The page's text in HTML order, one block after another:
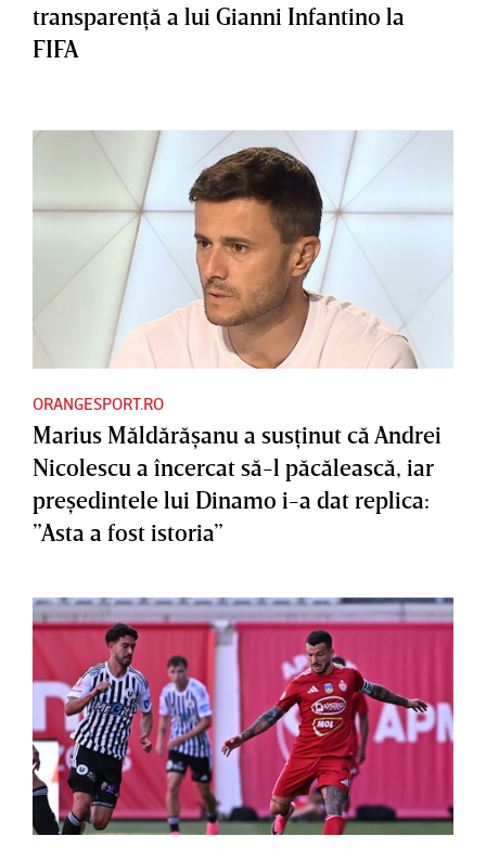
transparenţă a lui Gianni Infantino la
FIFA
ORANGESPORT.RO
Marius Măldărăşanu a susţinut că Andrei
Nicolescu a încercat să-l păcălească, iar
preşedintele lui Dinamo i-a dat replica:
”Asta a fost istoria”